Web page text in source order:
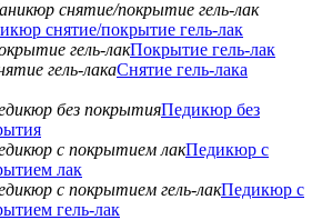
снятие/покрытие гель-лак
Покрытие гель-лак
Снятие гель-лака
Педикюр без
Педикюр с
лак
Педикюр с
гель-лак